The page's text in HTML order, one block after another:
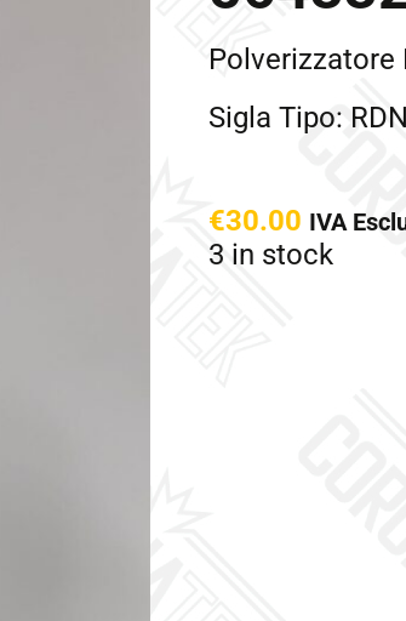
Polverizzatore
Sigla Tipo:
€30.00 IVA
3 in stock